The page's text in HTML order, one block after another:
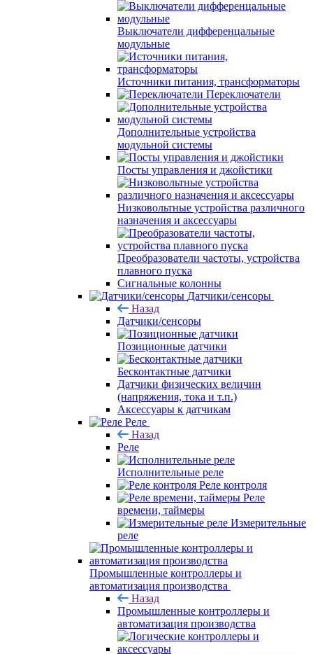
Выключатели дифференцальные
модульные
Источники питания, трансформаторы
Переключатели
Дополнительные устройства
модульной системы
Посты управления и джойстики
Низковольтные устройства различного
назначения и аксессуары
Преобразователи частоты, устройства
плавного пуска
Сигнальные колонны
Датчики/сенсоры
Назад
Датчики/сенсоры
Позиционные датчики
Бесконтактные датчики
Датчики физических величин
(напряжения, тока и т.п.)
Аксессуары к датчикам
Реле
Назад
Реле
Исполнительные реле
Реле контроля
Реле
времени, таймеры
Измерительные
реле
Промышленные контроллеры и
автоматизация производства
Назад
Промышленные контроллеры и
автоматизация производства